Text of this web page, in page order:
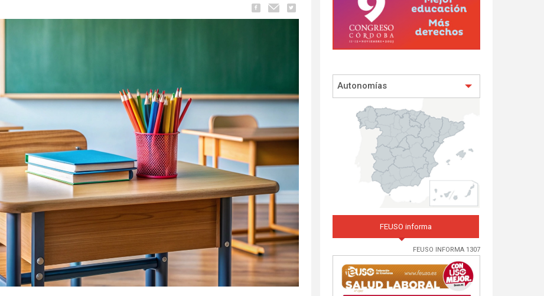
Autonomías
FEUSO informa
FEUSO INFORMA 1307